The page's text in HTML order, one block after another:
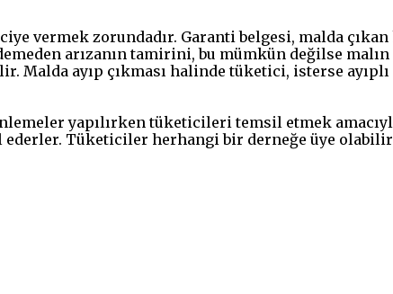
vermek zorundadır. Garanti belgesi, malda çıkan
arızanın tamirini, bu mümkün değilse
Malda ayıp çıkması halinde tüketici, isterse
yapılırken tüketicileri temsil etmek
Tüketiciler herhangi bir derneğe üye olabilir